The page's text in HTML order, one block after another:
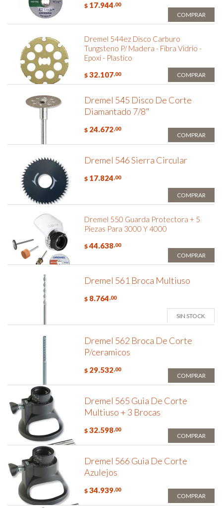
$ 17.944,00
COMPRAR
Dremel 544ez Disco Carburo
Tungsteno P/ Madera - Fibra Vidrio -
Epoxi - Plastico
$ 32.107,00 COMPRAR
Dremel 545 Disco De Corte
Diamantado 7/8"
$ 24.672,00
COMPRAR
Dremel 546 Sierra Circular
$ 17.824,00
COMPRAR
Dremel 550 Guarda Protectora + 5
Piezas Para 3000 Y 4000
$ 44.638,00
COMPRAR
Dremel 561 Broca Multiuso
$ 8.764,00
SIN STOCK
Dremel 562 Broca De Corte
P/ceramicos
$ 29.532,00
COMPRAR
Dremel 565 Guia De Corte
Multiuso + 3 Brocas
$ 32.598,00
COMPRAR
Dremel 566 Guia De Corte
Azulejos
$ 34.939,00
COMPRAR